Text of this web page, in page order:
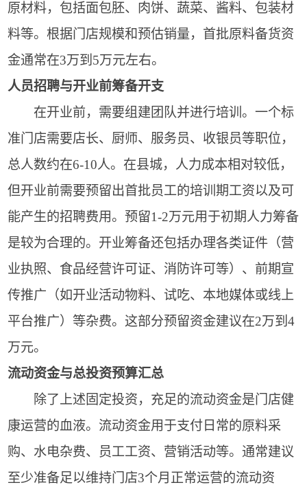
原材料，包括面包胚、肉饼、蔬菜、酱料、包装材
料等。根据门店规模和预估销量，首批原料备货资
金通常在3万到5万元左右。
人员招聘与开业前筹备开支
在开业前，需要组建团队并进行培训。一个标
准门店需要店长、厨师、服务员、收银员等职位，
总人数约在6-10人。在县城，人力成本相对较低，
但开业前需要预留出首批员工的培训期工资以及可
能产生的招聘费用。预留1-2万元用于初期人力筹备
是较为合理的。开业筹备还包括办理各类证件（营
业执照、食品经营许可证、消防许可等）、前期宣
传推广（如开业活动物料、试吃、本地媒体或线上
平台推广）等杂费。这部分预留资金建议在2万到4
万元。
流动资金与总投资预算汇总
除了上述固定投资，充足的流动资金是门店健
康运营的血液。流动资金用于支付日常的原料采
购、水电杂费、员工工资、营销活动等。通常建议
至少准备足以维持门店3个月正常运营的流动资